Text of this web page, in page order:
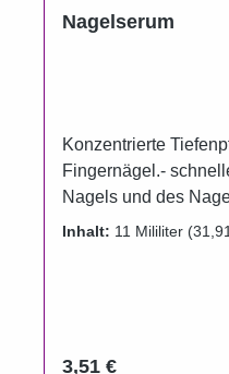
Nagelserum
Konzentrierte
Fingernägel.-
Nagels und des
in den Nagel und die
Inhalt: 11 Mililiter
Regulärer Preis:
3,51 €